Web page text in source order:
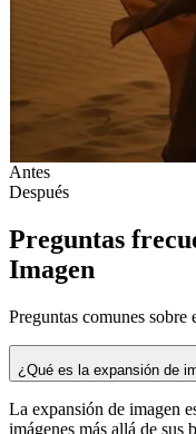
Antes
Después
Preguntas
Imagen
Preguntas comunes
¿Qué es la expansión de
La expansión de imagen
imágenes más allá de